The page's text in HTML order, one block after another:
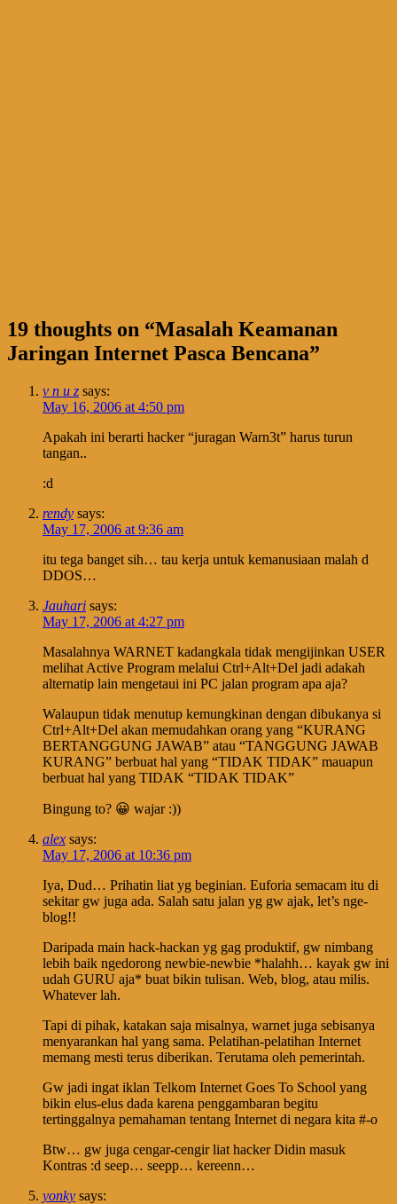
19 thoughts on “Masalah Keamanan
Jaringan Internet Pasca Bencana”
v n u z says:
May 16, 2006 at 4:50 pm
Apakah ini berarti hacker “juragan Warn3t” harus turun
tangan..
:d
rendy says:
May 17, 2006 at 9:36 am
itu tega banget sih… tau kerja untuk kemanusiaan malah d
DDOS…
Jauhari says:
May 17, 2006 at 4:27 pm
Masalahnya WARNET kadangkala tidak mengijinkan USER
melihat Active Program melalui Ctrl+Alt+Del jadi adakah
alternatip lain mengetaui ini PC jalan program apa aja?
Walaupun tidak menutup kemungkinan dengan dibukanya si
Ctrl+Alt+Del akan memudahkan orang yang “KURANG
BERTANGGUNG JAWAB” atau “TANGGUNG JAWAB
KURANG” berbuat hal yang “TIDAK TIDAK” mauapun
berbuat hal yang TIDAK “TIDAK TIDAK”
Bingung to? 😀 wajar :))
alex says:
May 17, 2006 at 10:36 pm
Iya, Dud… Prihatin liat yg beginian. Euforia semacam itu di
sekitar gw juga ada. Salah satu jalan yg gw ajak, let’s nge-
blog!!
Daripada main hack-hackan yg gag produktif, gw nimbang
lebih baik ngedorong newbie-newbie *halahh… kayak gw ini
udah GURU aja* buat bikin tulisan. Web, blog, atau milis.
Whatever lah.
Tapi di pihak, katakan saja misalnya, warnet juga sebisanya
menyarankan hal yang sama. Pelatihan-pelatihan Internet
memang mesti terus diberikan. Terutama oleh pemerintah.
Gw jadi ingat iklan Telkom Internet Goes To School yang
bikin elus-elus dada karena penggambaran begitu
tertinggalnya pemahaman tentang Internet di negara kita #-o
Btw… gw juga cengar-cengir liat hacker Didin masuk
Kontras :d seep… seepp… kereenn…
yonky says: